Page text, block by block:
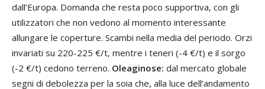
dall’Europa. Domanda che resta poco supportiva, con gli
utilizzatori che non vedono al momento interessante
allungare le coperture. Scambi nella media del periodo. Orzi
invariati su 220-225 €/t, mentre i teneri (-4 €/t) e il sorgo
(-2 €/t) cedono terreno. Oleaginose: dal mercato globale
segni di debolezza per la soia che, alla luce dell’andamento